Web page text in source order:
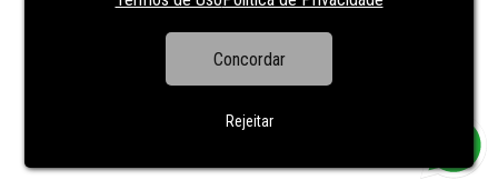
Concordar
Rejeitar